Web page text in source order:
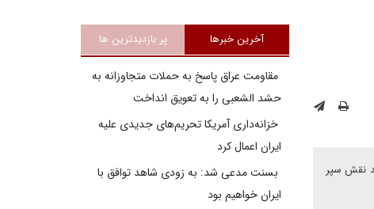
نقش سپر
آخرین خبرها پر بازدیدترین ها
مقاومت عراق پاسخ به حملات متجاوزانه به
حشد الشعبی را به تعویق انداخت
خزانه‌داری آمریکا تحریم‌های جدیدی علیه
ایران اعمال کرد
بسنت مدعی شد: به زودی شاهد توافق با
ایران خواهیم بود